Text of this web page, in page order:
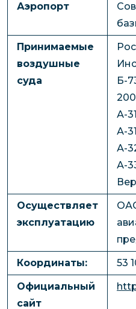
Аэропорт
Принимаемые
воздушные
суда
Б-
А-
А-
А-
А-
Осуществляет
эксплуатацию
Координаты: 53
Официальный
сайт